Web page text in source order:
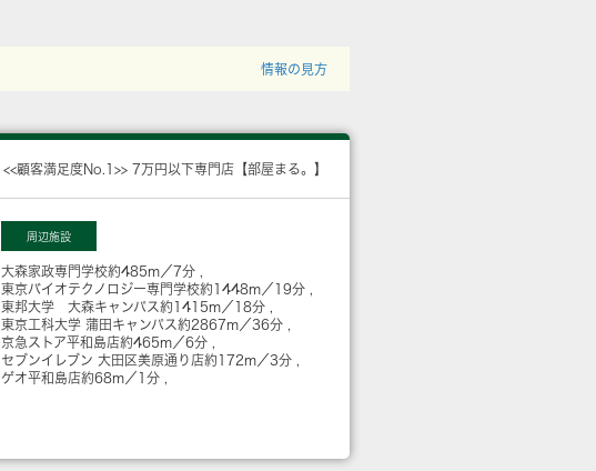
情報の見方
<<顧客満足度No.1>> 7万円以下専門店【部屋まる。】
周辺施設
大森家政専門学校約485m／7分
東京バイオテクノロジー専門学校約1448m／19分
東邦大学 大森キャンパス約1415m／18分
東京工科大学 蒲田キャンパス約2867m／36分
京急ストア平和島店約465m／6分
セブンイレブン 大田区美原通り店約172m／3分
ゲオ平和島店約68m／1分